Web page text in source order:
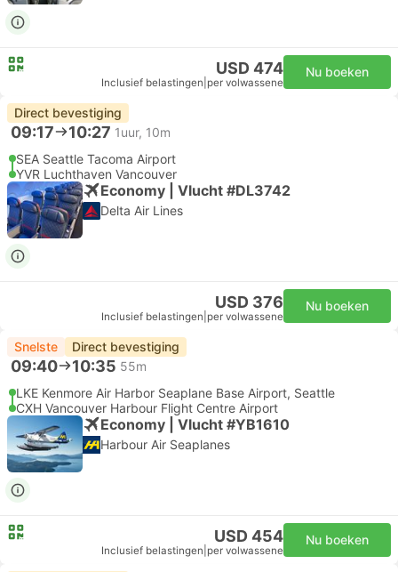
USD 474
Inclusief belastingen per volwassene
Nu boeken
Direct bevestiging
09:17 10:27 1uur, 10m
SEA Seattle Tacoma Airport
YVR Luchthaven Vancouver
Economy | Vlucht #DL3742
Delta Air Lines
USD 376
Inclusief belastingen per volwassene
Nu boeken
Snelste Direct bevestiging
09:40 10:35 55m
LKE Kenmore Air Harbor Seaplane Base Airport, Seattle
CXH Vancouver Harbour Flight Centre Airport
Economy | Vlucht #YB1610
Harbour Air Seaplanes
USD 454
Inclusief belastingen per volwassene
Nu boeken